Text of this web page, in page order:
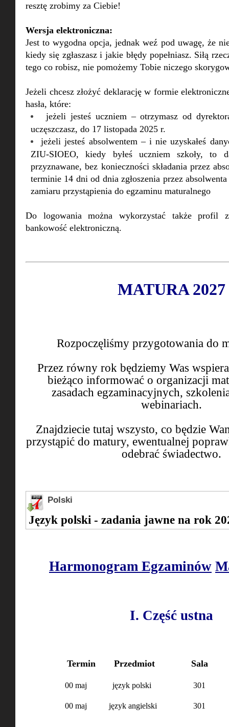
resztę zrobimy za Ciebie!
Wersja elektroniczna:
Jest to wygodna opcja, jednak weź pod uwagę, że
kiedy się zgłaszasz i jakie błędy popełniasz. Siłą
tego co robisz, nie pomożemy Tobie niczego
Jeżeli chcesz złożyć deklarację w formie
hasła, które:
jeżeli jesteś uczniem – otrzymasz od
uczęszczasz, do 17 listopada 2025 r.
jeżeli jesteś absolwentem – i nie uzyskałeś
ZIU-SIOEO, kiedy byłeś uczniem szkoły, to
przyznawane, bez konieczności składania przez
terminie 14 dni od dnia zgłoszenia przez
zamiaru przystąpienia do egzaminu maturalnego
Do logowania można wykorzystać także profil
bankowość elektroniczną.
MATURA 2027
Rozpoczęliśmy przygotowania do
Przez równy rok będziemy Was
bieżąco informować o organizacji
zasadach egzaminacyjnych,
webinariach.
Znajdziecie tutaj wszysto, co będzie
przystąpić do matury, ewentualnej
odebrać świadectwo.
Polski
Język polski - zadania jawne na rok
Harmonogram Egzaminów
I. Część ustna
Termin Przedmiot Sala
00 maj język polski 301
00 maj język angielski 301